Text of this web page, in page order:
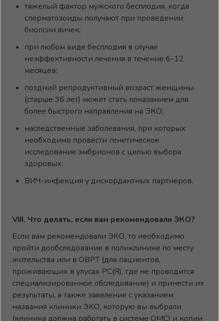
тяжелый фактор мужского бесплодия, когда
сперматозоиды получают при проведении
биопсии яичек;
при любом виде бесплодия в случае
неэффективности лечения в течение 6-12
месяцев;
поздний репродуктивный возраст женщины
(старше 36 лет) может стать показанием для
более быстрого направления на ЭКО;
наследственные заболевания, при которых
необходимо провести генетическое
исследование эмбрионов с целью выбора
здоровых;
ВИЧ-инфекция у дискордантных партнеров.
VIII. Что делать, если вам рекомендовали ЭКО?
Если вам рекомендовали ЭКО, то необходимо
пройти дообследование в поликлинике по месту
жительства или в ОВРТ (для пациентов,
проживающих в улусах РС(Я), где не проводится
специализированное обследование) и принести их
результаты, а также заявление с указанием
названия клиники ЭКО, которую вы выбрали
(клиника должна работать в системе ОМС) и копии